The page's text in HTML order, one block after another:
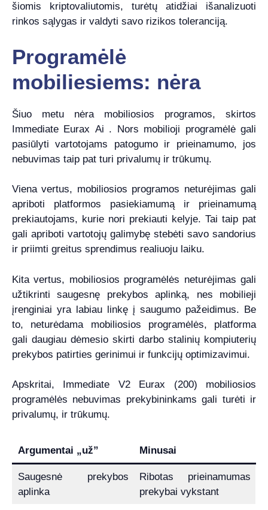
šiomis kriptovaliutomis, turėtų atidžiai išanalizuoti
rinkos sąlygas ir valdyti savo rizikos toleranciją.
Programėlė
mobiliesiems: nėra
Šiuo metu nėra mobiliosios programos, skirtos
Immediate Eurax Ai . Nors mobilioji programėlė gali
pasiūlyti vartotojams patogumo ir prieinamumo, jos
nebuvimas taip pat turi privalumų ir trūkumų.
Viena vertus, mobiliosios programos neturėjimas gali
apriboti platformos pasiekiamumą ir prieinamumą
prekiautojams, kurie nori prekiauti kelyje. Tai taip pat
gali apriboti vartotojų galimybę stebėti savo sandorius
ir priimti greitus sprendimus realiuoju laiku.
Kita vertus, mobiliosios programėlės neturėjimas gali
užtikrinti saugesnę prekybos aplinką, nes mobilieji
įrenginiai yra labiau linkę į saugumo pažeidimus. Be
to, neturėdama mobiliosios programėlės, platforma
gali daugiau dėmesio skirti darbo stalinių kompiuterių
prekybos patirties gerinimui ir funkcijų optimizavimui.
Apskritai, Immediate V2 Eurax (200) mobiliosios
programėlės nebuvimas prekybininkams gali turėti ir
privalumų, ir trūkumų.
Argumentai „už” Minusai
Saugesnė prekybos
aplinka
Ribotas prieinamumas
prekybai vykstant